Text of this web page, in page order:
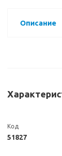
Описание
Код
51827